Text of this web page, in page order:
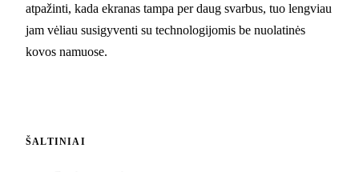
atpažinti, kada ekranas tampa per daug svarbus, tuo lengviau
jam vėliau susigyventi su technologijomis be nuolatinės
kovos namuose.
ŠALTINIAI